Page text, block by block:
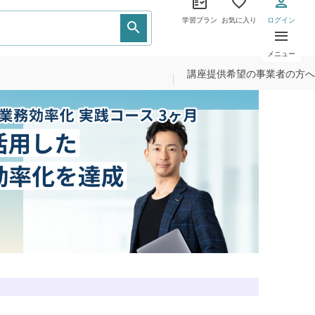
学習プラン お気に入り ログイン
メニュー
講座提供希望の事業者の方へ